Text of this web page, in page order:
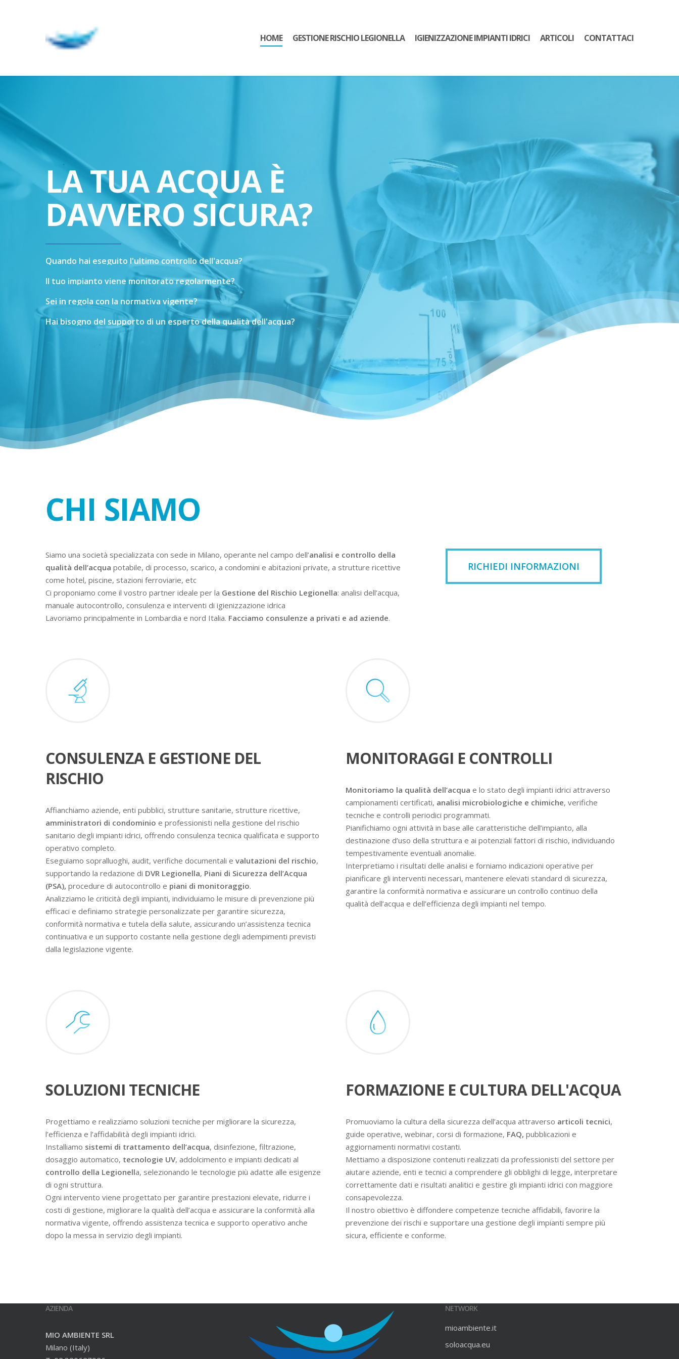
HOME GESTIONE RISCHIO LEGIONELLA IGIENIZZAZIONE IMPIANTI IDRICI ARTICOLI CONTATTACI
LA TUA ACQUA È
DAVVERO SICURA?
Quando hai eseguito l'ultimo controllo dell'acqua?
Il tuo impianto viene monitoratoregolarmente?
Sei in regola con la normativa vigente?
Hai bisogno del supporto di un espertodellaqualitàdell'acqua?
CHI SIAMO
Siamo una società specializzata con sede in Milano, operante nel campo dell’analisi e controllo della
qualità dell’acquapotabile, di processo, scarico, a condomini e abitazioni private, a strutture ricettive
come hotel, piscine, stazioni ferroviarie, etc
Ci proponiamo come il vostro partner ideale per la Gestione del Rischio Legionella: analisi dell’acqua,
manuale autocontrollo, consulenza e interventi di igienizzazione idrica
Lavoriamo principalmente in Lombardia e nord Italia. Facciamo consulenze a privati e ad aziende.
RICHIEDI INFORMAZIONI
CONSULENZA E GESTIONE DEL
RISCHIO
Affianchiamo aziende, enti pubblici, strutture sanitarie, strutture ricettive,
amministratori di condominio e professionisti nella gestione del rischio
sanitario degli impianti idrici, offrendo consulenza tecnica qualificata e supporto
operativo completo.
Eseguiamo sopralluoghi, audit, verifiche documentali evalutazioni del rischio,
supportando la redazione di DVR Legionella, Piani di Sicurezza dell’Acqua
(PSA), procedure di autocontrollo e piani di monitoraggio.
Analizziamo le criticità degli impianti, individuiamo le misure di prevenzione più
efficaci e definiamo strategie personalizzate per garantire sicurezza,
conformità normativa e tutela della salute, assicurando un’assistenza tecnica
continuativa e un supporto costante nella gestione degli adempimenti previsti
dalla legislazione vigente.
MONITORAGGI E CONTROLLI
Monitoriamo la qualità dell’acqua e lo stato degli impianti idrici attraverso
campionamenti certificati, analisi microbiologiche e chimiche, verifiche
tecniche e controlli periodici programmati.
Pianifichiamo ogni attività in base alle caratteristiche dell’impianto, alla
destinazione d’uso della struttura e ai potenziali fattori di rischio, individuando
tempestivamente eventuali anomalie.
Interpretiamo i risultati delle analisi e forniamo indicazioni operative per
pianificare gli interventi necessari, mantenere elevati standard di sicurezza,
garantire la conformità normativa e assicurare un controllo continuo della
qualità dell’acqua e dell’efficienza degli impianti nel tempo.
SOLUZIONI TECNICHE
Progettiamo e realizziamo soluzioni tecniche per migliorare la sicurezza,
l’efficienza e l’affidabilità degli impianti idrici.
Installiamo sistemi di trattamento dell’acqua, disinfezione, filtrazione,
dosaggio automatico, tecnologie UV, addolcimento e impianti dedicati al
controllo della Legionella, selezionando le tecnologie più adatte alle esigenze
di ogni struttura.
Ogni intervento viene progettato per garantire prestazioni elevate, ridurre i
costi di gestione, migliorare la qualità dell’acqua e assicurare la conformità alla
normativa vigente, offrendo assistenza tecnica e supporto operativo anche
dopo la messa in servizio degli impianti.
FORMAZIONE E CULTURA DELL'ACQUA
Promuoviamo la cultura della sicurezza dell’acqua attraverso articoli tecnici,
guide operative, webinar, corsi di formazione, FAQ, pubblicazioni e
aggiornamenti normativi costanti.
Mettiamo a disposizione contenuti realizzati da professionisti del settore per
aiutare aziende, enti e tecnici a comprendere gli obblighi di legge, interpretare
correttamente dati e risultati analitici e gestire gli impianti idrici con maggiore
consapevolezza.
Il nostro obiettivo è diffondere competenze tecniche affidabili, favorire la
prevenzione dei rischi e supportare una gestione degli impianti sempre più
sicura, efficiente e conforme.
AZIENDA
MIO AMBIENTE SRL
Milano (Italy)
NETWORK
mioambiente.it
soloacqua.eu